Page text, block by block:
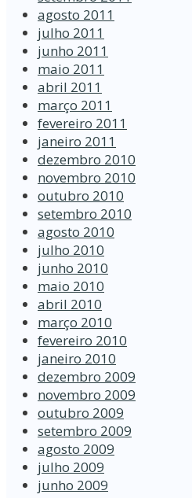
agosto 2011
julho 2011
junho 2011
maio 2011
abril 2011
março 2011
fevereiro 2011
janeiro 2011
dezembro 2010
novembro 2010
outubro 2010
setembro 2010
agosto 2010
julho 2010
junho 2010
maio 2010
abril 2010
março 2010
fevereiro 2010
janeiro 2010
dezembro 2009
novembro 2009
outubro 2009
setembro 2009
agosto 2009
julho 2009
junho 2009